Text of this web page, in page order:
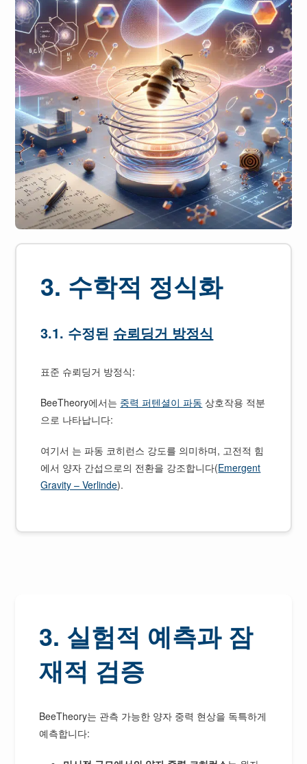
3. 수학적 정식화
3.1. 수정된 슈뢰딩거 방정식
표준 슈뢰딩거 방정식:
BeeTheory에서는 중력 퍼텐셜이 파동 상호작용 적분
으로 나타납니다:
여기서 는 파동 코히런스 강도를 의미하며, 고전적 힘
에서 양자 간섭으로의 전환을 강조합니다(Emergent
Gravity – Verlinde).
3. 실험적 예측과 잠
재적 검증
BeeTheory는 관측 가능한 양자 중력 현상을 독특하게
예측합니다: